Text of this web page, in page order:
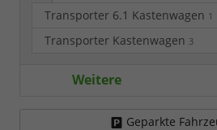
Transporter 6.1 Kastenwagen 1
Transporter Kastenwagen 3
Weitere
Geparkte